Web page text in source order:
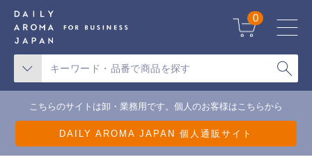
こちらのサイトは卸・業務用です。個人のお客様はこちらから
DAILY AROMA JAPAN 個人通販サイト
0